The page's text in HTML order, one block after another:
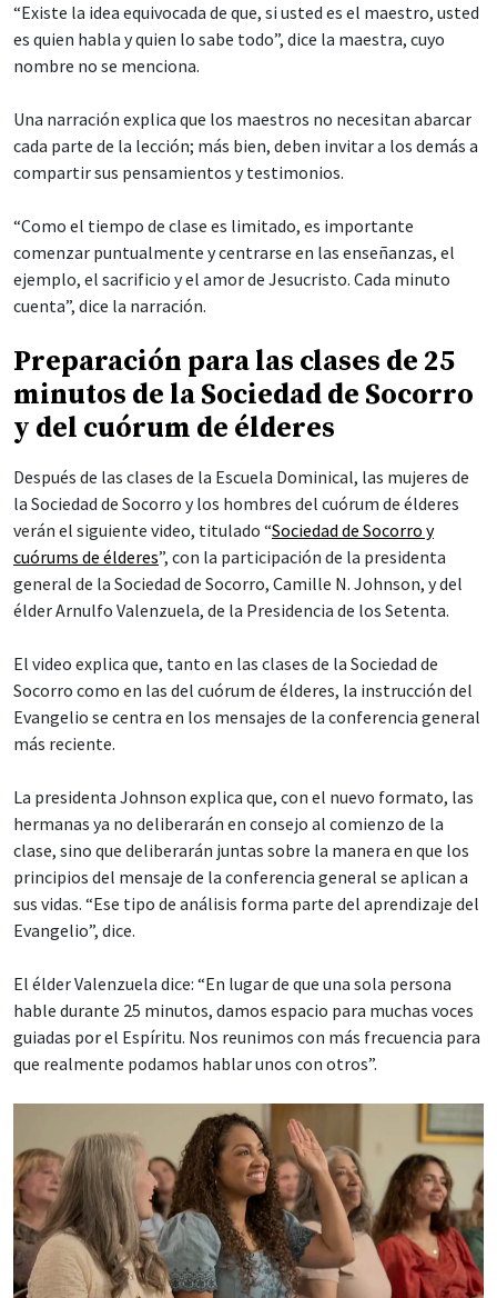
“Existe la idea equivocada de que, si usted es el maestro, usted
es quien habla y quien lo sabe todo”, dice la maestra, cuyo
nombre no se menciona.
Una narración explica que los maestros no necesitan abarcar
cada parte de la lección; más bien, deben invitar a los demás a
compartir sus pensamientos y testimonios.
“Como el tiempo de clase es limitado, es importante
comenzar puntualmente y centrarse en las enseñanzas, el
ejemplo, el sacrificio y el amor de Jesucristo. Cada minuto
cuenta”, dice la narración.
Preparación para las clases de 25
minutos de la Sociedad de Socorro
y del cuórum de élderes
Después de las clases de la Escuela Dominical, las mujeres de
la Sociedad de Socorro y los hombres del cuórum de élderes
verán el siguiente video, titulado “Sociedad de Socorro y
cuórums de élderes”, con la participación de la presidenta
general de la Sociedad de Socorro, Camille N. Johnson, y del
élder Arnulfo Valenzuela, de la Presidencia de los Setenta.
El video explica que, tanto en las clases de la Sociedad de
Socorro como en las del cuórum de élderes, la instrucción del
Evangelio se centra en los mensajes de la conferencia general
más reciente.
La presidenta Johnson explica que, con el nuevo formato, las
hermanas ya no deliberarán en consejo al comienzo de la
clase, sino que deliberarán juntas sobre la manera en que los
principios del mensaje de la conferencia general se aplican a
sus vidas. “Ese tipo de análisis forma parte del aprendizaje del
Evangelio”, dice.
El élder Valenzuela dice: “En lugar de que una sola persona
hable durante 25 minutos, damos espacio para muchas voces
guiadas por el Espíritu. Nos reunimos con más frecuencia para
que realmente podamos hablar unos con otros”.